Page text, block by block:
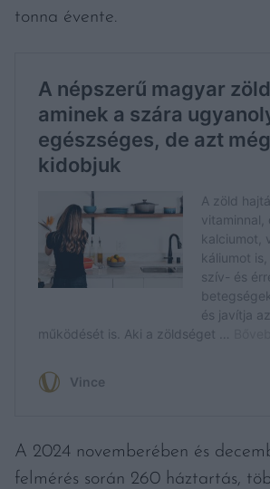
tonna évente.
A 2024 novemberében és
felmérés során 260 háztartás,